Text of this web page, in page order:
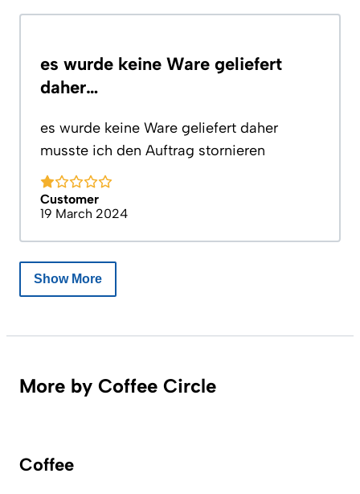
es wurde keine Ware geliefert
daher…
es wurde keine Ware geliefert daher
musste ich den Auftrag stornieren
Customer
19 March 2024
Show More
More by Coffee Circle
Coffee